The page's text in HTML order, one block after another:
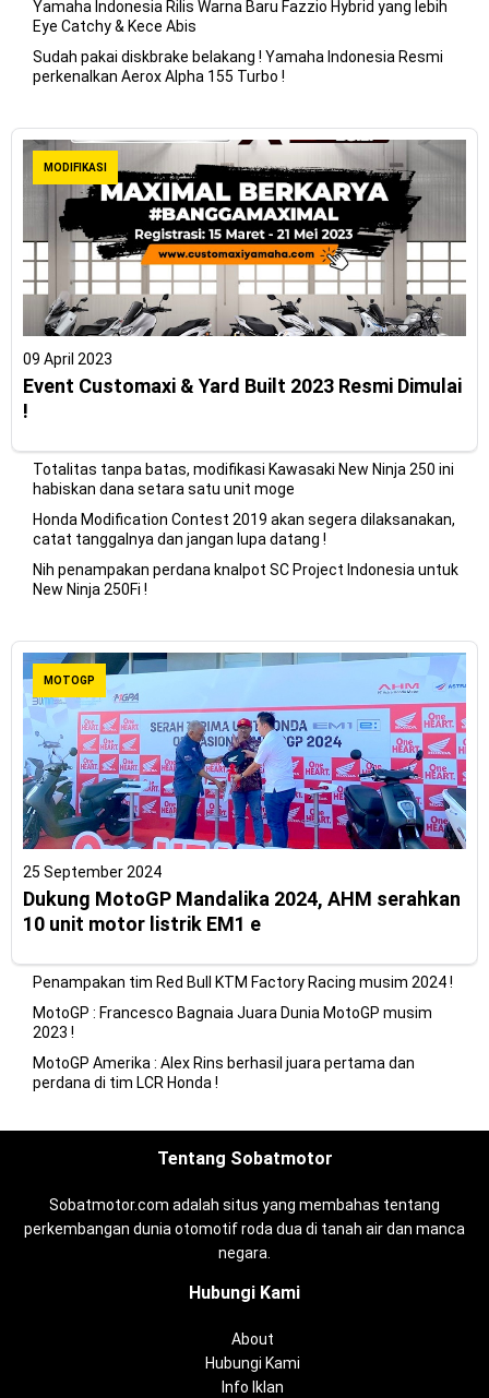
Yamaha Indonesia Rilis Warna Baru Fazzio Hybrid yang lebih
Eye Catchy & Kece Abis
Sudah pakai diskbrake belakang ! Yamaha Indonesia Resmi
perkenalkan Aerox Alpha 155 Turbo !
MODIFIKASI
09 April 2023
Event Customaxi & Yard Built 2023 Resmi Dimulai
!
Totalitas tanpa batas, modifikasi Kawasaki New Ninja 250 ini
habiskan dana setara satu unit moge
Honda Modification Contest 2019 akan segera dilaksanakan,
catat tanggalnya dan jangan lupa datang !
Nih penampakan perdana knalpot SC Project Indonesia untuk
New Ninja 250Fi !
MOTOGP
25 September 2024
Dukung MotoGP Mandalika 2024, AHM serahkan
10 unit motor listrik EM1 e
Penampakan tim Red Bull KTM Factory Racing musim 2024 !
MotoGP : Francesco Bagnaia Juara Dunia MotoGP musim
2023 !
MotoGP Amerika : Alex Rins berhasil juara pertama dan
perdana di tim LCR Honda !
Tentang Sobatmotor
Sobatmotor.com adalah situs yang membahas tentang
perkembangan dunia otomotif roda dua di tanah air dan manca
negara.
Hubungi Kami
About
Hubungi Kami
Info Iklan